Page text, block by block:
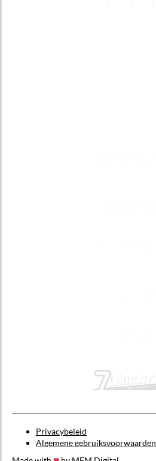
Privacybeleid
Algemene gebruiksvoorwaarden